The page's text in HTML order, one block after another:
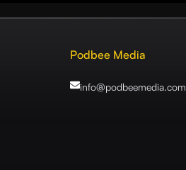
Podbee Media
info@podbeemedia.com